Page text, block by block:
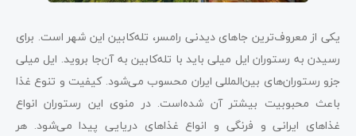
یکی از معروف‌ترین جاهای دیدنی رامسر، تله‌کابین این شهر است. برای
رسیدن به رستوران ایل میلی باید با تله‌کابین به آن‌جا بروید. ایل میلی
جزو رستوران‌های بین‌المللی ایران محسوب می‌شود. کیفیت و تنوع غذا
باعث محبوبیت بیشتر آن شده‌است. در منوی این رستوران انواع
غذاهای ایرانی و فرنگی و انواع غذاهای دریایی پیدا می‌شود. هر